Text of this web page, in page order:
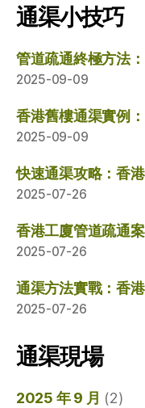
通渠小技巧
管道疏通終極方法
2025-09-09
香港舊樓通渠實例
2025-09-09
快速通渠攻略：香
2025-07-26
香港工廈管道疏通
2025-07-26
通渠方法實戰：香
2025-07-26
通渠現場
2025 年 9 月 (2)